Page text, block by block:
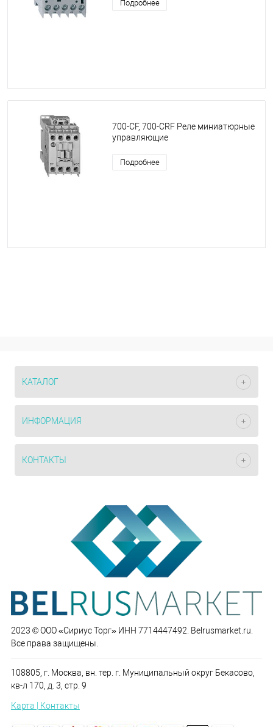
Подробнее
700-CF, 700-CRF Реле миниатюрные
управляющие
Подробнее
КАТАЛОГ
ИНФОРМАЦИЯ
КОНТАКТЫ
2023 © ООО «Сириус Торг» ИНН 7714447492. Belrusmarket.ru.
Все права защищены.
108805, г. Москва, вн. тер. г. Муниципальный округ Бекасово,
кв-л 170, д. 3, стр. 9
Карта | Контакты